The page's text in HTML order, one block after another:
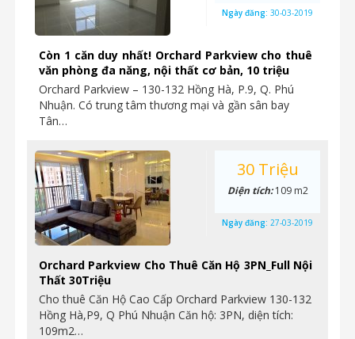
Còn 1 căn duy nhất! Orchard Parkview cho thuê
văn phòng đa năng, nội thất cơ bản, 10 triệu
Orchard Parkview – 130-132 Hồng Hà, P.9, Q. Phú
Nhuận. Có trung tâm thương mại và gần sân bay
Tân…
Ngày đăng: 30-03-2019
Orchard Parkview Cho Thuê Căn Hộ 3PN_Full Nội
Thất 30Triệu
Cho thuê Căn Hộ Cao Cấp Orchard Parkview 130-132
Hồng Hà,P9, Q Phú Nhuận Căn hộ: 3PN, diện tích:
109m2…
30 Triệu
Diện tích:109 m2
Ngày đăng: 27-03-2019